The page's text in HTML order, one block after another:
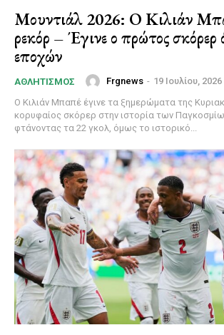
Μουντιάλ 2026: Ο Κιλιάν
ρεκόρ – Έγινε ο πρώτος
εποχών
ΑΘΛΗΤΙΣΜΌΣ Frgnews - 19 Ιουλίου, 2026
Ο Κιλιάν Μπαπέ έγινε τα ξημερώματα της
κορυφαίος σκόρερ στην ιστορία των
φτάνοντας τα 22 γκολ, όμως το ιστορικό...